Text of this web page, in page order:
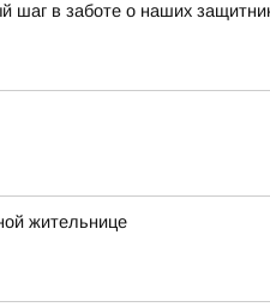
шаг в заботе о наших
жительнице